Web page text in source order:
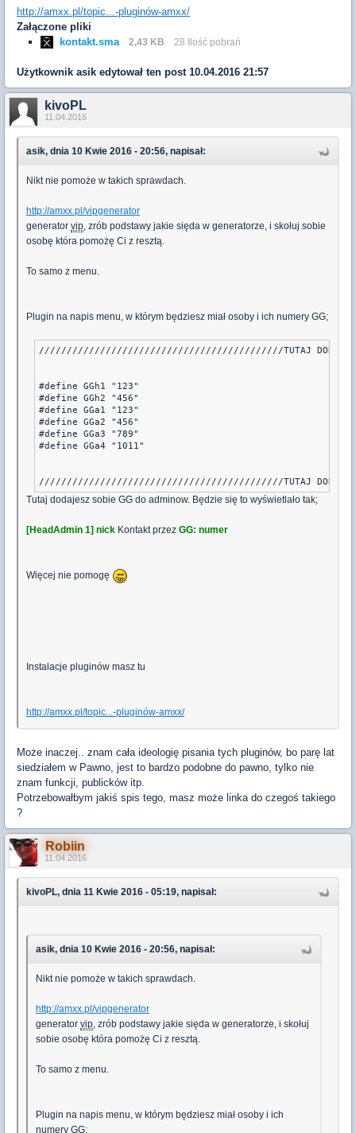
http://amxx.pl/topic...-pluginów-amxx/
Załączone pliki
kontakt.sma
2,43 KB 28 Ilość pobrań
Użytkownik asik edytował ten post 10.04.2016 21:57
kivoPL
11.04.2016
asik, dnia 10 Kwie 2016 - 20:56, napisał:
Nikt nie pomoże w takich sprawdach.
http://amxx.pl/vipgenerator
generator vip , zrób podstawy jakie sięda w generatorze, i skołuj sobie
osobę która pomożę Ci z resztą.
To samo z menu.
Plugin na napis menu, w którym będziesz miał osoby i ich numery GG;
////////////////////////////////////////////TUTAJ DODAJESZ GG
#define GGh1 "123"
#define GGh2 "456"
#define GGa1 "123"
#define GGa2 "456"
#define GGa3 "789"
#define GGa4 "1011"
////////////////////////////////////////////TUTAJ DODAJESZ GG
Tutaj dodajesz sobie GG do adminow. Będzie się to wyświetlało tak;
[HeadAdmin 1] nick Kontakt przez GG: numer
Więcej nie pomogę
Instalacje pluginów masz tu
http://amxx.pl/topic...-pluginów-amxx/
Może inaczej.. znam cała ideologię pisania tych pluginów, bo parę lat
siedziałem w Pawno, jest to bardzo podobne do pawno, tylko nie
znam funkcji, publicków itp.
Potrzebowałbym jakiś spis tego, masz może linka do czegoś takiego
?
Robiin
11.04.2016
kivoPL, dnia 11 Kwie 2016 - 05:19, napisał:
asik, dnia 10 Kwie 2016 - 20:56, napisał:
Nikt nie pomoże w takich sprawdach.
http://amxx.pl/vipgenerator
generator vip , zrób podstawy jakie sięda w generatorze, i skołuj
sobie osobę która pomożę Ci z resztą.
To samo z menu.
Plugin na napis menu, w którym będziesz miał osoby i ich
numery GG;